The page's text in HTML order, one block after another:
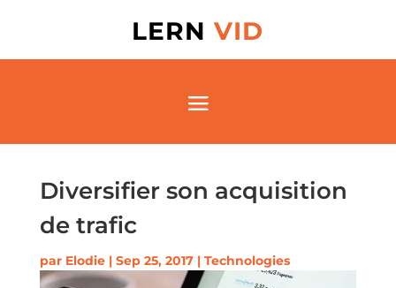
LERNVID
Diversifier son acquisition
de trafic
par Elodie| Sep 25, 2017| Technologies